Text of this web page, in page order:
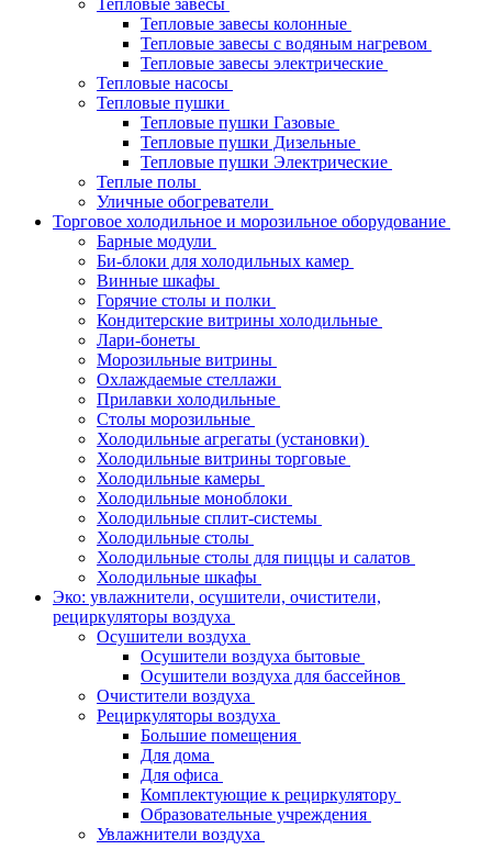
Тепловые завесы
Тепловые завесы колонные
Тепловые завесы с водяным нагревом
Тепловые завесы электрические
Тепловые насосы
Тепловые пушки
Тепловые пушки Газовые
Тепловые пушки Дизельные
Тепловые пушки Электрические
Теплые полы
Уличные обогреватели
Торговое холодильное и морозильное оборудование
Барные модули
Би-блоки для холодильных камер
Винные шкафы
Горячие столы и полки
Кондитерские витрины холодильные
Лари-бонеты
Морозильные витрины
Охлаждаемые стеллажи
Прилавки холодильные
Столы морозильные
Холодильные агрегаты (установки)
Холодильные витрины торговые
Холодильные камеры
Холодильные моноблоки
Холодильные сплит-системы
Холодильные столы
Холодильные столы для пиццы и салатов
Холодильные шкафы
Эко: увлажнители, осушители, очистители,
рециркуляторы воздуха
Осушители воздуха
Осушители воздуха бытовые
Осушители воздуха для бассейнов
Очистители воздуха
Рециркуляторы воздуха
Большие помещения
Для дома
Для офиса
Комплектующие к рециркулятору
Образовательные учреждения
Увлажнители воздуха